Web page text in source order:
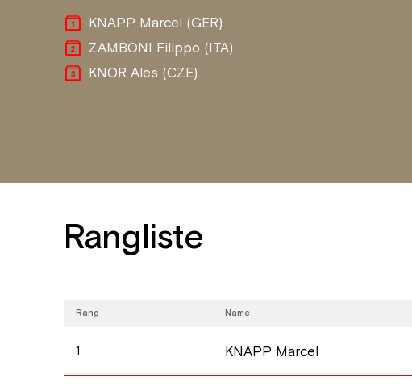
KNAPP Marcel (GER)
ZAMBONI Filippo (ITA)
KNOR Ales (CZE)
Rangliste
Rang Name
1 KNAPP Marcel